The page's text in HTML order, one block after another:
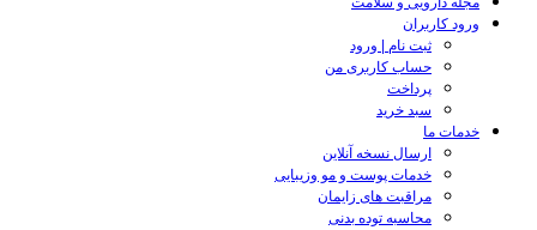
ورود کاربران
ثبت نام | ورود
حساب کاربری من
پرداخت
سبد خرید
خدمات ما
ارسال نسخه آنلاین
خدمات پوست و مو وزیبایی
مراقبت های زایمان
محاسبه توده بدنی